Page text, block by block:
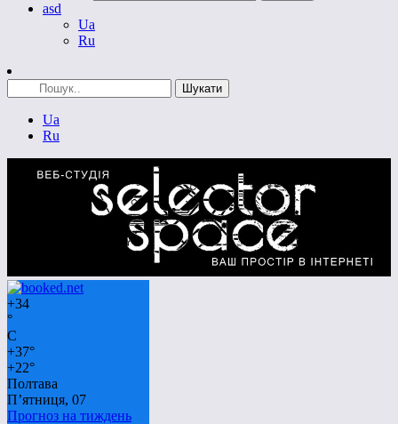
asd
Ua
Ru
Ua
Ru
+34
°
C
+37°
+22°
Полтава
П’ятниця, 07
Прогноз на тиждень